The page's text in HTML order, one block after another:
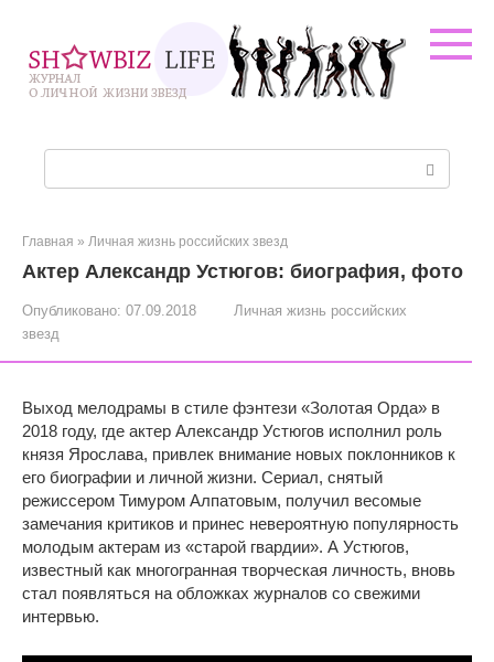
контенту
Главная » Личная жизнь российских звезд
Актер Александр Устюгов: биография, фото
Опубликовано: 07.09.2018
Личная жизнь российских
звезд
Выход мелодрамы в стиле фэнтези «Золотая Орда» в
2018 году, где актер Александр Устюгов исполнил роль
князя Ярослава, привлек внимание новых поклонников к
его биографии и личной жизни. Сериал, снятый
режиссером Тимуром Алпатовым, получил весомые
замечания критиков и принес невероятную популярность
молодым актерам из «старой гвардии». А Устюгов,
известный как многогранная творческая личность, вновь
стал появляться на обложках журналов со свежими
интервью.